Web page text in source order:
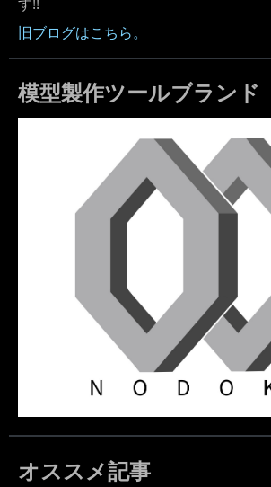
旧ブログはこちら。
模型製作ツールブランド
オススメ記事